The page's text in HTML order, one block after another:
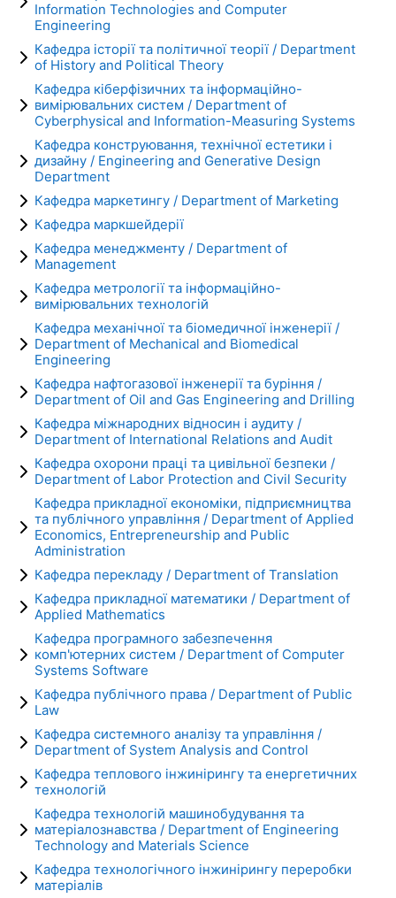
Information Technologies and Computer
Engineering
Кафедра історії та політичної теорії / Department
of History and Political Theory
Кафедра кіберфізичних та інформаційно-
вимірювальних систем / Department of
Cyberphysical and Information-Measuring Systems
Кафедра конструювання, технічної естетики і
дизайну / Engineering and Generative Design
Department
Кафедра маркетингу / Department of Marketing
Кафедра маркшейдерії
Кафедра менеджменту / Department of
Management
Кафедра метрології та інформаційно-
вимірювальних технологій
Кафедра механічної та біомедичної інженерії /
Department of Mechanical and Biomedical
Engineering
Кафедра нафтогазової інженерії та буріння /
Department of Oil and Gas Engineering and Drilling
Кафедра міжнародних відносин і аудиту /
Department of International Relations and Audit
Кафедра охорони праці та цивільної безпеки /
Department of Labor Protection and Civil Security
Кафедра прикладної економіки, підприємництва
та публічного управління / Department of Applied
Economics, Entrepreneurship and Public
Administration
Кафедра перекладу / Department of Translation
Кафедра прикладної математики / Department of
Applied Mathematics
Кафедра програмного забезпечення
комп'ютерних систем / Department of Computer
Systems Software
Кафедра публічного права / Department of Public
Law
Кафедра системного аналізу та управління /
Department of System Analysis and Control
Кафедра теплового інжинірингу та енергетичних
технологій
Кафедра технологій машинобудування та
матеріалознавства / Department of Engineering
Technology and Materials Science
Кафедра технологічного інжинірингу переробки
матеріалів